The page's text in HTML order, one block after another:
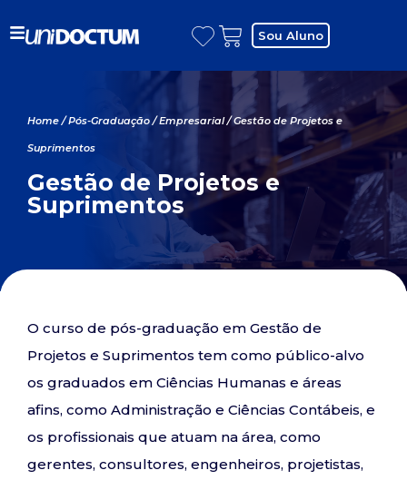
Sou Aluno
Home/Pós-Graduação/Empresarial/ Gestão de Projetos e
Suprimentos
Gestão de Projetos e
Suprimentos
O curso de pós-graduação em Gestão de
Projetos e Suprimentos tem como público-alvo
os graduados em Ciências Humanas e áreas
afins, como Administração e Ciências Contábeis, e
os profissionais que atuam na área, como
gerentes, consultores, engenheiros, projetistas,